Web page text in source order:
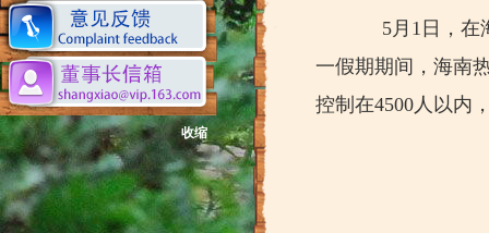
收缩
5月1日，在海
一假期期间，海南
控制在4500人以内